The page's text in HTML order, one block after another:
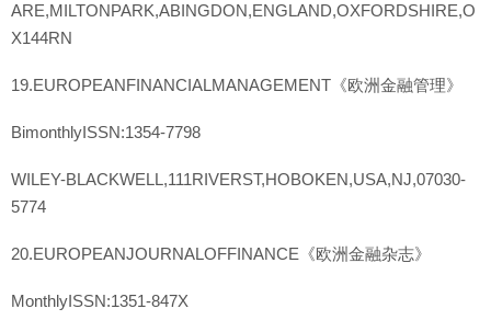
ARE,MILTONPARK,ABINGDON,ENGLAND,OXFORDSHIRE,O
X144RN
19.EUROPEANFINANCIALMANAGEMENT《欧洲金融管理》
BimonthlyISSN:1354-7798
WILEY-BLACKWELL,111RIVERST,HOBOKEN,USA,NJ,07030-
5774
20.EUROPEANJOURNALOFFINANCE《欧洲金融杂志》
MonthlyISSN:1351-847X